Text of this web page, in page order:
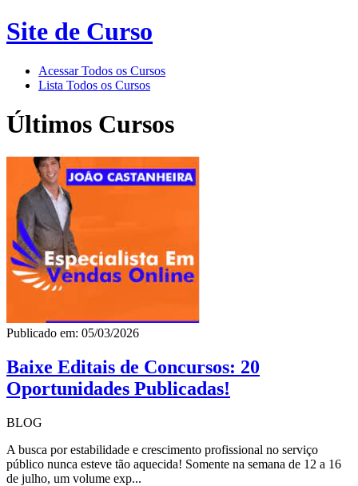
Site de Curso
Acessar Todos os Cursos
Lista Todos os Cursos
Últimos Cursos
Publicado em: 05/03/2026
Baixe Editais de Concursos: 20
Oportunidades Publicadas!
BLOG
A busca por estabilidade e crescimento profissional no serviço
público nunca esteve tão aquecida! Somente na semana de 12 a 16
de julho, um volume exp...